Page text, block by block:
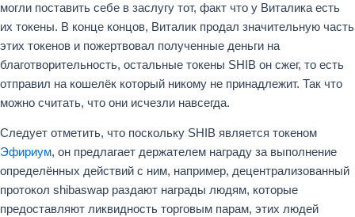
могли поставить себе в заслугу тот, факт что у Виталика есть
их токены. В конце концов, Виталик продал значительную часть
этих токенов и пожертвовал полученные деньги на
благотворительность, остальные токены SHIB он сжег, то есть
отправил на кошелёк который никому не принадлежит. Так что
можно считать, что они исчезли навсегда.
Следует отметить, что поскольку SHIB является токеном
Эфириум, он предлагает держателем награду за выполнение
определённых действий с ним, например, децентрализованный
протокол shibaswap раздают награды людям, которые
предоставляют ликвидность торговым парам, этих людей